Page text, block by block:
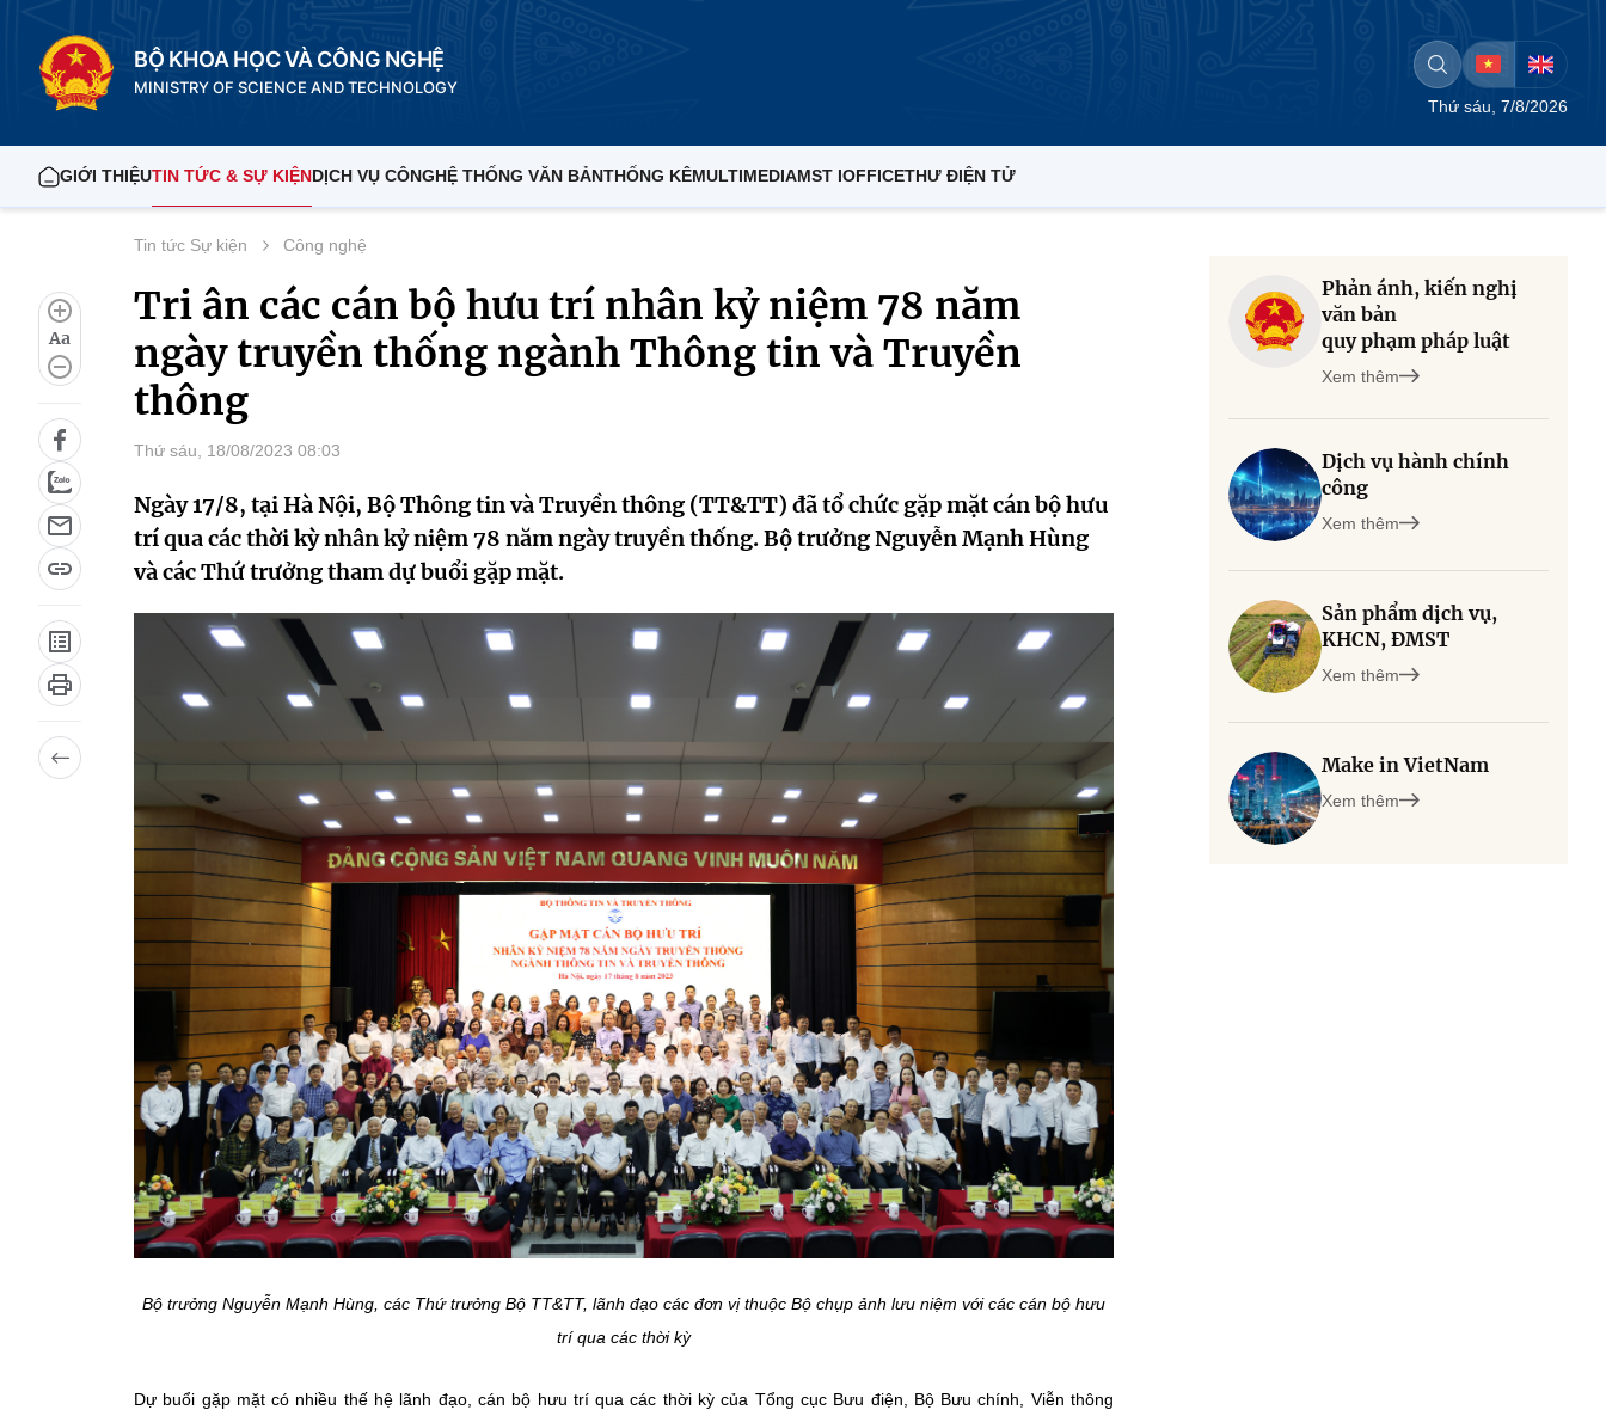
BỘ KHOA HỌC VÀ CÔNG NGHỆ
MINISTRY OF SCIENCE AND TECHNOLOGY
Thứ sáu, 7/8/2026
GIỚI THIỆUTIN TỨC & SỰ KIỆNDỊCH VỤ CÔNGHỆ THỐNG VĂN BẢNTHỐNG KÊMULTIMEDIAMST IOFFICETHƯ ĐIỆN TỬ
Aa
Tin tức Sự kiện Công nghệ
Tri ân các cán bộ hưu trí nhân kỷ niệm 78 năm
ngày truyền thống ngành Thông tin và Truyền
thông
Thứ sáu, 18/08/2023 08:03
Ngày 17/8, tại Hà Nội, Bộ Thông tin và Truyền thông (TT&TT) đã tổ chức gặp mặt cán bộ hưu
trí qua các thời kỳ nhân kỷ niệm 78 năm ngày truyền thống. Bộ trưởng Nguyễn Mạnh Hùng
và các Thứ trưởng tham dự buổi gặp mặt.
Bộ trưởng Nguyễn Mạnh Hùng, các Thứ trưởng Bộ TT&TT, lãnh đạo các đơn vị thuộc Bộ chụp ảnh lưu niệm với các cán bộ hưu
trí qua các thời kỳ
Dự buổi gặp mặt có nhiều thế hệ lãnh đạo, cán bộ hưu trí qua các thời kỳ của Tổng cục Bưu điện, Bộ Bưu chính, Viễn thông
Phản ánh, kiến nghị
văn bản
quy phạm pháp luật
Xem thêm
Dịch vụ hành chính
công
Xem thêm
Sản phẩm dịch vụ,
KHCN, ĐMST
Xem thêm
Make in VietNam
Xem thêm